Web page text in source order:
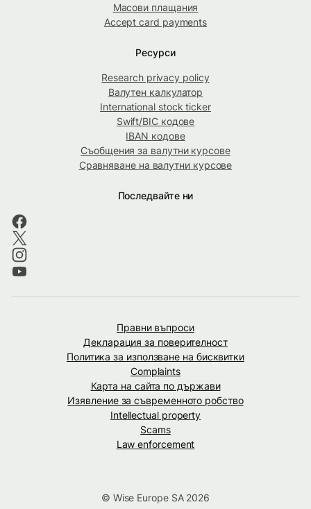
Масови плащания
Accept card payments
Ресурси
Research privacy policy
Валутен калкулатор
International stock ticker
Swift/BIC кодове
IBAN кодове
Съобщения за валутни курсове
Сравняване на валутни курсове
Последвайте ни
Правни въпроси
Декларация за поверителност
Политика за използване на бисквитки
Complaints
Карта на сайта по държави
Изявление за съвременното робство
Intellectual property
Scams
Law enforcement
© Wise Europe SA 2026